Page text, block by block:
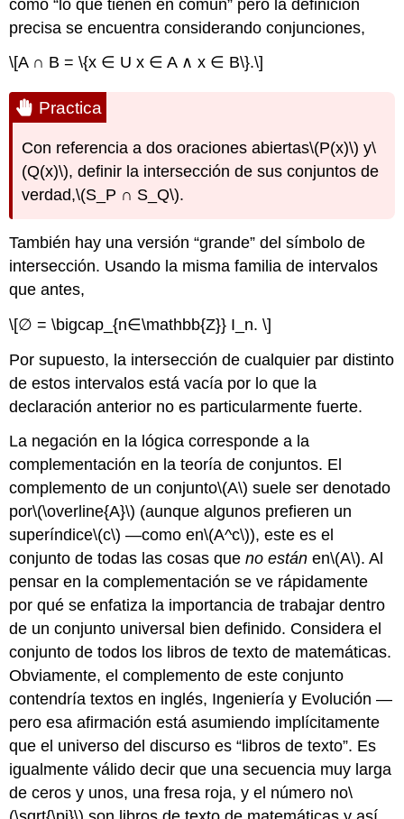
como “lo que tienen en común” pero la definición
precisa se encuentra considerando conjunciones,
\[A ∩ B = \{x ∈ U x ∈ A ∧ x ∈ B\}.\]
Practica
Con referencia a dos oraciones abiertas\(P(x)\) y\
(Q(x)\), definir la intersección de sus conjuntos de
verdad,\(S_P ∩ S_Q\).
También hay una versión “grande” del símbolo de
intersección. Usando la misma familia de intervalos
que antes,
\[∅ = \bigcap_{n∈\mathbb{Z}} I_n. \]
Por supuesto, la intersección de cualquier par distinto
de estos intervalos está vacía por lo que la
declaración anterior no es particularmente fuerte.
La negación en la lógica corresponde a la
complementación en la teoría de conjuntos. El
complemento de un conjunto\(A\) suele ser denotado
por\(\overline{A}\) (aunque algunos prefieren un
superíndice\(c\) —como en\(A^c\)), este es el
conjunto de todas las cosas queno están en\(A\). Al
pensar en la complementación se ve rápidamente
por qué se enfatiza la importancia de trabajar dentro
de un conjunto universal bien definido. Considera el
conjunto de todos los libros de texto de matemáticas.
Obviamente, el complemento de este conjunto
contendría textos en inglés, Ingeniería y Evolución —
pero esa afirmación está asumiendo implícitamente
que el universo del discurso es “libros de texto”. Es
igualmente válido decir que una secuencia muy larga
de ceros y unos, una fresa roja, y el número no\